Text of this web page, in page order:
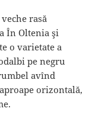
rasă
În Oltenia şi
o varietate a
pe negru
avînd
orizontală,